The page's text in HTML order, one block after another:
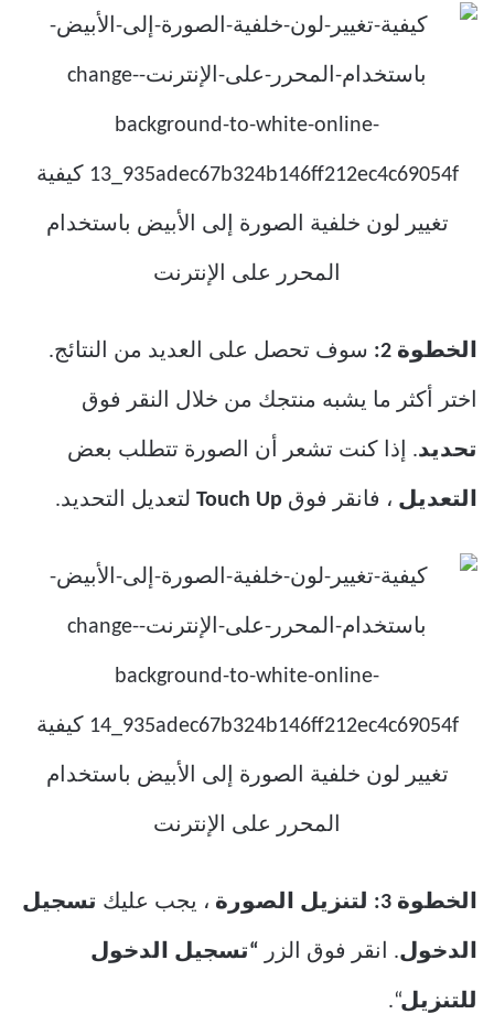
الخطوة 2: سوف تحصل على العديد من النتائج.
اختر أكثر ما يشبه منتجك من خلال النقر فوق
تحديد. إذا كنت تشعر أن الصورة تتطلب بعض
التعديل ، فانقر فوق Touch Up لتعديل التحديد.
الخطوة 3: لتنزيل الصورة ، يجب عليك تسجيل
الدخول. انقر فوق الزر “تسجيل الدخول
للتنزيل“.